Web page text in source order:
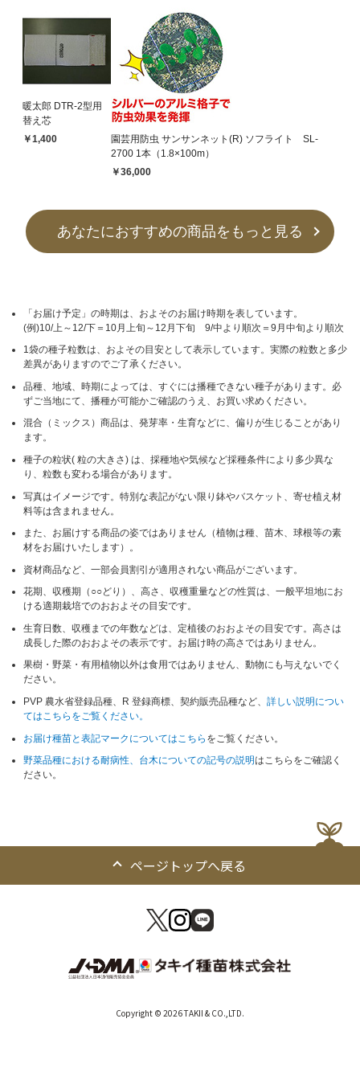
暖太郎 DTR-2型用
替え芯
￥1,400
園芸用防虫 サンサンネット(R) ソフライト SL-
2700 1本（1.8×100m）
￥36,000
あなたにおすすめの商品をもっと見る
「お届け予定」の時期は、およそのお届け時期を表しています。
(例)10/上～12/下＝10月上旬～12月下旬 9/中より順次＝9月中旬より順次
1袋の種子粒数は、およその目安として表示しています。実際の粒数と多少
差異がありますのでご了承ください。
品種、地域、時期によっては、すぐには播種できない種子があります。必
ずご当地にて、播種が可能かご確認のうえ、お買い求めください。
混合（ミックス）商品は、発芽率・生育などに、偏りが生じることがあり
ます。
種子の粒状( 粒の大きさ) は、採種地や気候など採種条件により多少異な
り、粒数も変わる場合があります。
写真はイメージです。特別な表記がない限り鉢やバスケット、寄せ植え材
料等は含まれません。
また、お届けする商品の姿ではありません（植物は種、苗木、球根等の素
材をお届けいたします）。
資材商品など、一部会員割引が適用されない商品がございます。
花期、収穫期（○○どり）、高さ、収穫重量などの性質は、一般平坦地にお
ける適期栽培でのおおよその目安です。
生育日数、収穫までの年数などは、定植後のおおよその目安です。高さは
成長した際のおおよその表示です。お届け時の高さではありません。
果樹・野菜・有用植物以外は食用ではありません、動物にも与えないでく
ださい。
PVP 農水省登録品種、R 登録商標、契約販売品種など、詳しい説明につい
てはこちらをご覧ください。
お届け種苗と表記マークについてはこちら をご覧ください。
野菜品種における耐病性、台木についての記号の説明はこちらをご確認く
ださい。
ページトップへ戻る
Copyright © 2026 TAKII & CO.,LTD.